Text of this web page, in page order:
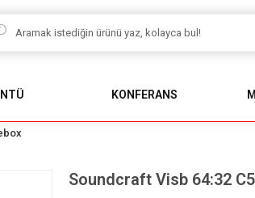
KONFERANS
Soundcraft Visb 64:32